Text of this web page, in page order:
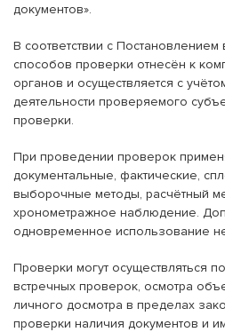
документов».
В соответствии с
способов проверки отнесён к
органов и осуществляется с
деятельности проверяемого
проверки.
При проведении проверок
документальные, фактические,
выборочные методы, расчётный
хронометражное наблюдение.
одновременное использование
Проверки могут осуществляться
встречных проверок, осмотра
личного досмотра в пределах
проверки наличия документов и